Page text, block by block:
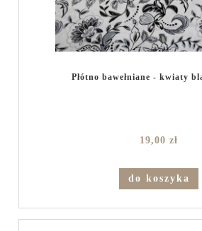
Płótno bawełniane - kwiaty
19,00 zł
do koszyka